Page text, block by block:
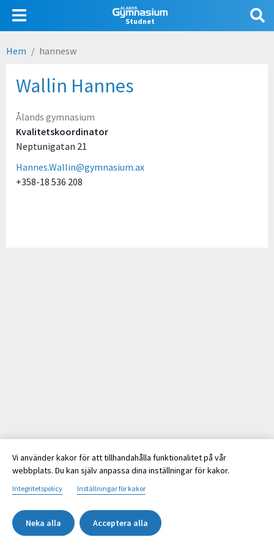
Hoppa
till
Studnet Användarmeny
Hem hannesw
Wallin Hannes
Ålands gymnasium
Kvalitetskoordinator
Neptunigatan 21
Hannes.Wallin@gymnasium.ax
+358-18 536 208
Vi använder kakor för att tillhandahålla funktionalitet på vår
webbplats. Du kan själv anpassa dina inställningar för kakor.
Integritetspolicy Inställningar för kakor
Neka alla Acceptera alla